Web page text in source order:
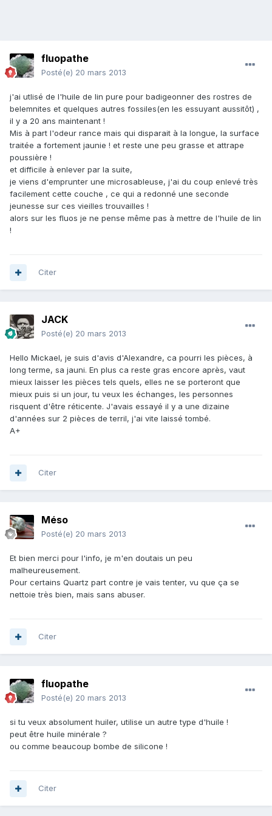
fluopathe
Posté(e) 20 mars 2013
j'ai utlisé de l'huile de lin pure pour badigeonner des rostres de
belemnites et quelques autres fossiles(en les essuyant aussitôt) ,
il y a 20 ans maintenant !
Mis à part l'odeur rance mais qui disparait à la longue, la surface
traitée a fortement jaunie ! et reste une peu grasse et attrape
poussière !
et difficile à enlever par la suite,
je viens d'emprunter une microsableuse, j'ai du coup enlevé très
facilement cette couche , ce qui a redonné une seconde
jeunesse sur ces vieilles trouvailles !
alors sur les fluos je ne pense même pas à mettre de l'huile de lin
!
Citer
JACK
Posté(e) 20 mars 2013
Hello Mickael, je suis d'avis d'Alexandre, ca pourri les pièces, à
long terme, sa jauni. En plus ca reste gras encore après, vaut
mieux laisser les pièces tels quels, elles ne se porteront que
mieux puis si un jour, tu veux les échanges, les personnes
risquent d'être réticente. J'avais essayé il y a une dizaine
d'années sur 2 pièces de terril, j'ai vite laissé tombé.
A+
Citer
Méso
Posté(e) 20 mars 2013
Et bien merci pour l'info, je m'en doutais un peu
malheureusement.
Pour certains Quartz part contre je vais tenter, vu que ça se
nettoie très bien, mais sans abuser.
Citer
fluopathe
Posté(e) 20 mars 2013
si tu veux absolument huiler, utilise un autre type d'huile !
peut être huile minérale ?
ou comme beaucoup bombe de silicone !
Citer